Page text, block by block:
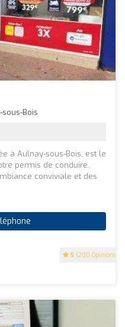
5 (200 Opinions)
Bois
à Aulnay-sous-Bois, est le
permis de conduire.
conviviale et des